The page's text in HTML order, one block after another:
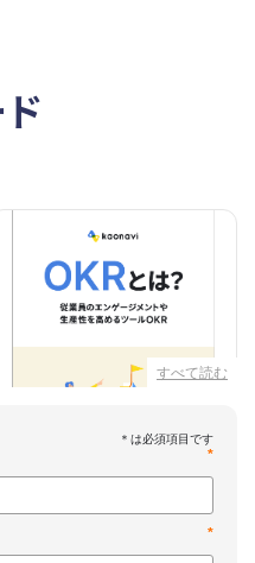
すべて読む
ればいいのか
*
*